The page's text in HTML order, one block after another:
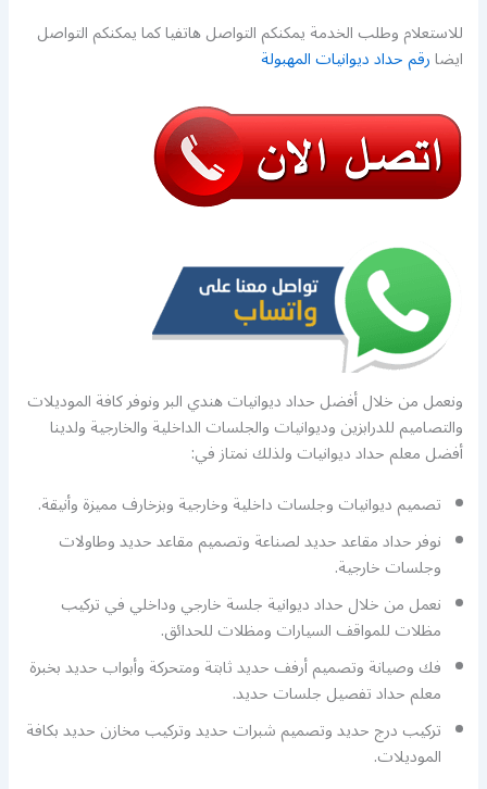
للاستعلام وطلب الخدمة يمكنكم التواصل هاتفيا كما يمكنكم التواصل
ايضارقم حداد ديوانيات المهبولة
ونعمل من خلال أفضل حداد ديوانيات هندي البر ونوفر كافة الموديلات
والتصاميم للدرابزين وديوانيات والجلسات الداخلية والخارجية ولدينا
أفضل معلم حداد ديوانيات ولذلك نمتاز في:
تصميم ديوانيات وجلسات داخلية وخارجية وبزخارف مميزة وأنيقة.
نوفر حداد مقاعد حديد لصناعة وتصميم مقاعد حديد وطاولات
وجلسات خارجية.
نعمل من خلال حداد ديوانية جلسة خارجي وداخلي في تركيب
مظلات للمواقف السيارات ومظلات للحدائق.
فك وصيانة وتصميم أرفف حديد ثابتة ومتحركة وأبواب حديد بخبرة
معلم حداد تفصيل جلسات حديد.
تركيب درج حديد وتصميم شبرات حديد وتركيب مخازن حديد بكافة
الموديلات.